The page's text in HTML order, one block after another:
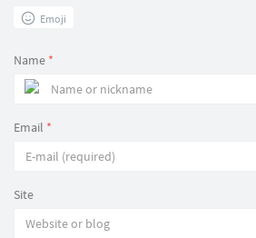
Emoji
Name *
Email *
Site